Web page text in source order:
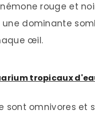
rouge et
dominante
œil.
tropicaux
sont omnivores